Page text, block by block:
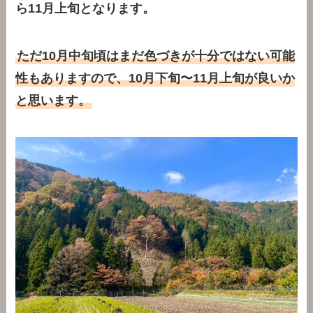
ら11月上旬となります。
ただ10月中旬頃はまだ色づきが十分ではない可能
性もありますので、10月下旬〜11月上旬が良いか
と思います。